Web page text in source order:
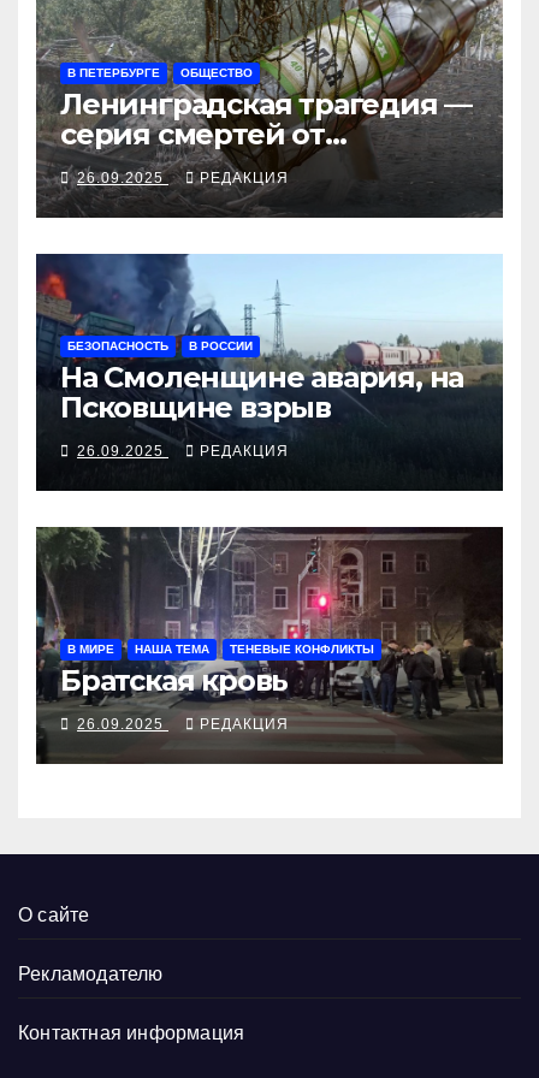
В ПЕТЕРБУРГЕ ОБЩЕСТВО
Ленинградская трагедия —
серия смертей от
алкосуррогата
26.09.2025 РЕДАКЦИЯ
БЕЗОПАСНОСТЬ В РОССИИ
На Смоленщине авария, на
Псковщине взрыв
26.09.2025 РЕДАКЦИЯ
В МИРЕ НАША ТЕМА ТЕНЕВЫЕ КОНФЛИКТЫ
Братская кровь
26.09.2025 РЕДАКЦИЯ
О сайте
Рекламодателю
Контактная информация